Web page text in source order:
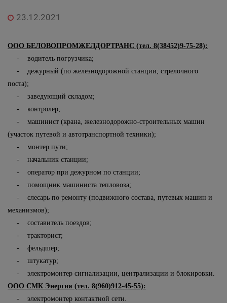
«Кадровый центр Кузбасса» Территориальный
23.12.2021
ООО БЕЛОВОПРОМЖЕЛДОРТРАНС (тел. 8(38452)9-75-28):
- водитель погрузчика;
- дежурный (по железнодорожной станции; стрелочного
поста);
- заведующий складом;
- контролер;
- машинист (крана, железнодорожно-строительных машин
(участок путевой и автотранспортной техники);
- монтер пути;
- начальник станции;
- оператор при дежурном по станции;
- помощник машиниста тепловоза;
- слесарь по ремонту (подвижного состава, путевых машин и
механизмов);
- составитель поездов;
- тракторист;
- фельдшер;
- штукатур;
- электромонтер сигнализации, централизации и блокировки.
ООО СМК Энергия (тел. 8(960)912-45-55):
- электромонтер контактной сети.